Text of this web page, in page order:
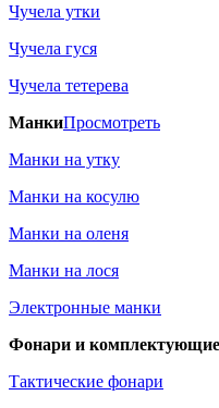
Чучела утки
Чучела гуся
Чучела тетерева
МанкиПросмотреть
Манки на утку
Манки на косулю
Манки на оленя
Манки на лося
Электронные манки
Фонари и комплектующие
Тактические фонари